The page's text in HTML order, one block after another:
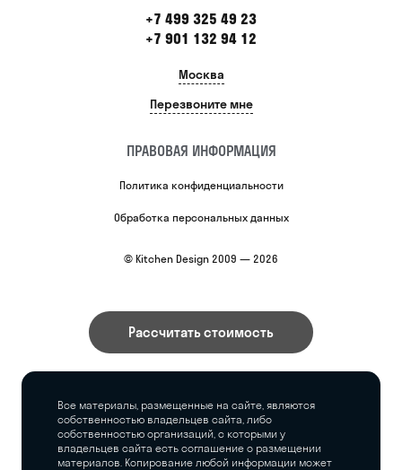
+7 499 325 49 23
+7 901 132 94 12
Москва
Перезвоните мне
ПРАВОВАЯ ИНФОРМАЦИЯ
Политика конфиденциальности
Обработка персональных данных
© Kitchen Design 2009 — 2026
Рассчитать стоимость
Все материалы, размещенные на сайте, являются
собственностью владельцев сайта, либо
собственностью организаций, с которыми у
владельцев сайта есть соглашение о размещении
материалов. Копирование любой информации может